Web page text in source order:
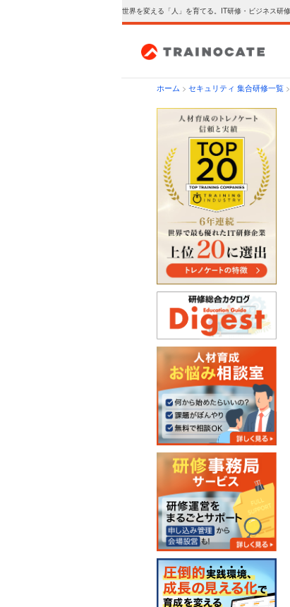
世界を変える「人」を育てる。IT研修・ビジネス研修
ホーム > セキュリティ 集合研修一覧 >